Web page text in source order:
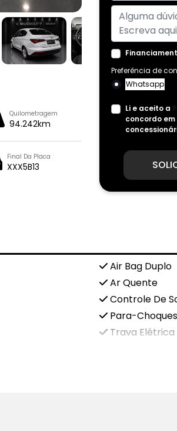
Preferência de
Whatsapp
Li e aceito a
concordo
Quilometragem
94.242km
Final Da Placa
XXX5B13
Air Bag Duplo
Ar Quente
Controle De
Para-
Trava Elétrica